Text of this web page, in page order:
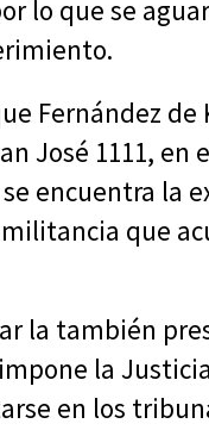
lo que se
Fernández
José 1111, en
encuentra la
que
la también
la
en los